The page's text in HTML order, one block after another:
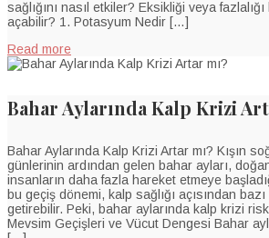
sağlığını nasıl etkiler? Eksikliği veya
açabilir? 1. Potasyum Nedir […]
Read more
Bahar Aylarında Kalp Krizi
Bahar Aylarında Kalp Krizi Artar mı? Kışın
günlerinin ardından gelen bahar ayları,
insanların daha fazla hareket etmeye
bu geçiş dönemi, kalp sağlığı açısından
getirebilir. Peki, bahar aylarında kalp krizi
Mevsim Geçişleri ve Vücut Dengesi Bahar